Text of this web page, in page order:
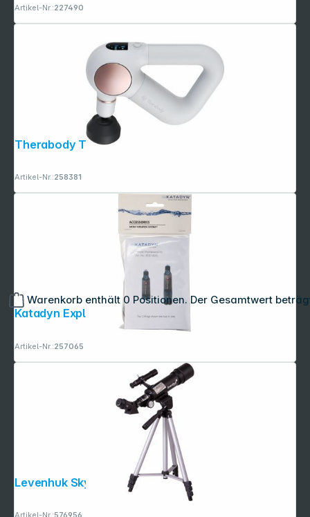
Warenkorb enthält 0 Positionen. Der Gesamtwert
Artikel-Nr.:227490
Therabody Theragun Sense weiß
Artikel-Nr.:258381
Katadyn Explorer Wartungsset
Artikel-Nr.:257065
Levenhuk Skyline Travel 50